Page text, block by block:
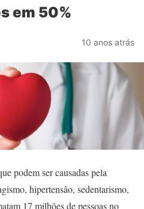
em 50%
10 anos atrás
podem ser causadas pela
hipertensão, sedentarismo,
17 milhões de pessoas no